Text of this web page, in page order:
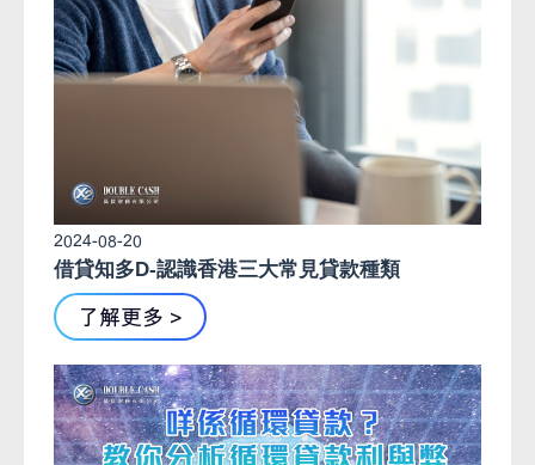
2024-08-20
借貸知多D-認識香港三大常見貸款種類
了解更多 >